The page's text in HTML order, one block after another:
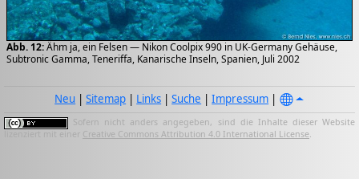
Abb. 12:Ähm ja, ein Felsen — Nikon Coolpix 990 in UK-Germany Gehäuse,
Subtronic Gamma, Teneriffa, Kanarische Inseln, Spanien, Juli 2002
Neu |Sitemap | Links |Suche |Impressum |
Sofern nicht anders angegeben, sind die Inhalte dieser Website
lizenziert mit einer Creative Commons Attribution 4.0 International License